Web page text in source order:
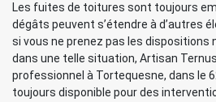
Les fuites de toitures sont toujours
dégâts peuvent s’étendre à d’autres
si vous ne prenez pas les dispositions
dans une telle situation, Artisan
professionnel à Tortequesne, dans le
toujours disponible pour des